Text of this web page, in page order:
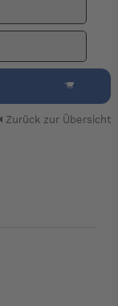
Zurück zur Übersicht